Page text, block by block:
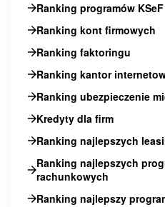
Ranking programów KSeF
Ranking kont firmowych
Ranking faktoringu
Ranking kantor
Ranking ubezpieczenie
Kredyty dla firm
Ranking najlepszych
Ranking najlepszych
rachunkowych
Ranking najlepszy